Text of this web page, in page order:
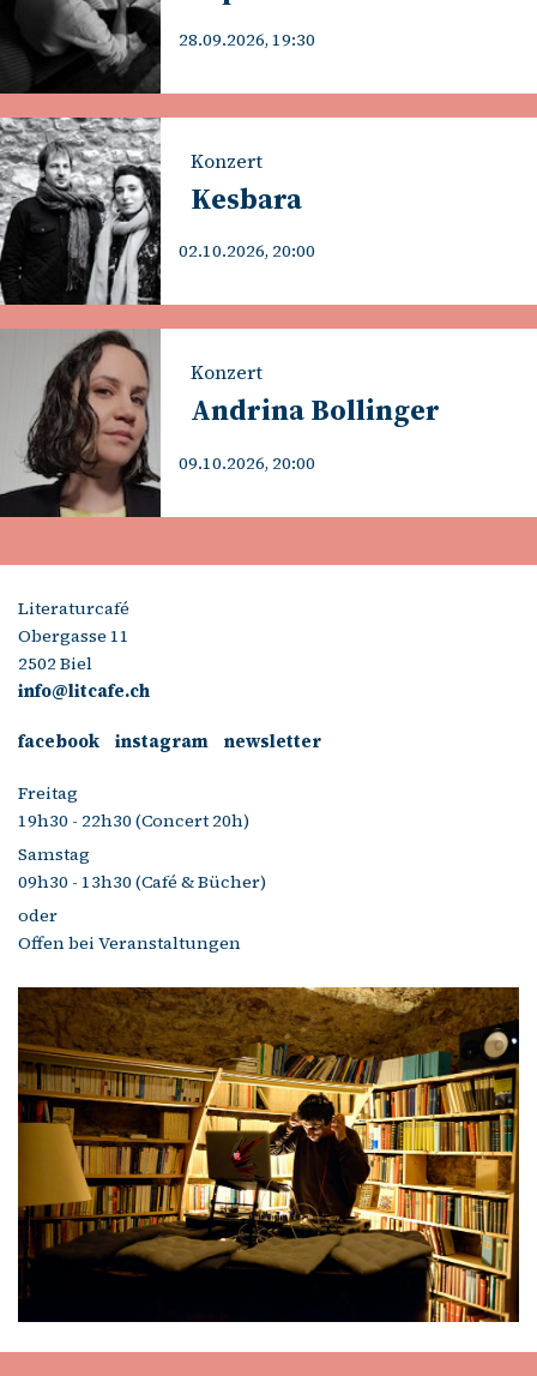
28.09.2026, 19:30
Konzert
Kesbara
02.10.2026, 20:00
Konzert
Andrina Bollinger
09.10.2026, 20:00
Literaturcafé
Obergasse 11
2502 Biel
info@litcafe.ch
facebook instagram newsletter
Freitag
19h30 - 22h30 (Concert 20h)
Samstag
09h30 - 13h30 (Café & Bücher)
oder
Offen bei Veranstaltungen